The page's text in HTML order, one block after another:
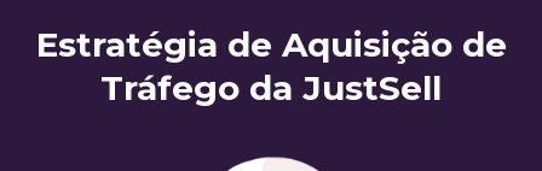
Estratégia de Aquisição de
Tráfego da JustSell